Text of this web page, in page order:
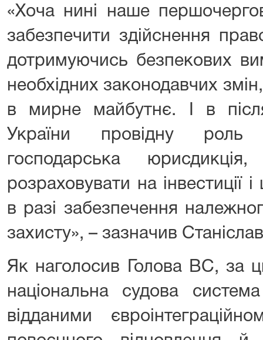
«Хоча нині наше
забезпечити здійснення
дотримуючись безпекових
необхідних законодавчих
в мирне майбутнє. І в
України провідну роль
господарська
розраховувати на інвестиції
в разі забезпечення
захисту», – зазначив
Як наголосив Голова ВС, за
національна судова
відданими